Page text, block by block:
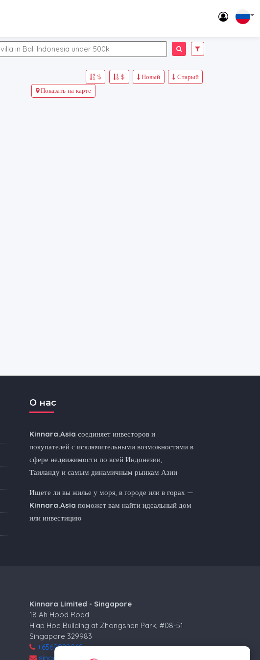
Старый
Новый
$
$
Показать на карте
O нас
Kinnara.Asia соединяет инвесторов и
покупателей с исключительными возможностями в
сфере недвижимости по всей Индонезии,
Таиланду и самым динамичным рынкам Азии.
Ищете ли вы жилье у моря, в городе или в горах —
Kinnara.Asia поможет вам найти идеальный дом
или инвестицию.
Kinnara Limited - Singapore
18 Ah Hood Road
Hiap Hoe Building at Zhongshan Park, #08-51
Singapore 329983
+6569928068
singapore@kinnara.asia